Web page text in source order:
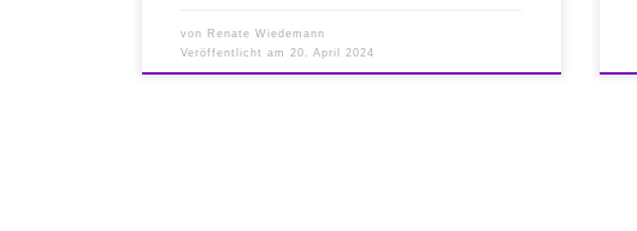
von Renate Wiedemann
Veröffentlicht am20. April 2024